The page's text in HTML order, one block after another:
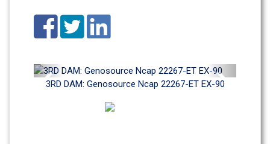
3RD DAM: Genosource Ncap 22267-ET EX-90
Previous Next